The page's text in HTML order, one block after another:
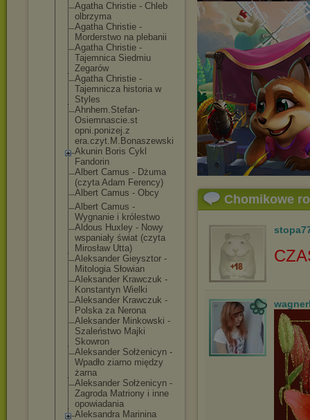
Agatha Christie - Chleb
olbrzyma
Agatha Christie -
Morderstwo na plebanii
Agatha Christie -
Tajemnica Siedmiu
Zegarów
Agatha Christie -
Tajemnicza historia w
Styles
Ahnhem.Stefan-
Osiemnascie.st
opni.ponizej.z
era.czyt.M.Bonaszewski
Akunin Boris Cykl
Fandorin
Albert Camus - Dżuma
(czyta Adam Ferency)
Albert Camus - Obcy
Albert Camus -
Wygnanie i królestwo
Aldous Huxley - Nowy
wspaniały świat (czyta
Mirosław Utta)
Aleksander Gieysztor -
Mitologia Słowian
Aleksander Krawczuk -
Konstantyn Wielki
Aleksander Krawczuk -
Polska za Nerona
Aleksander Minkowski -
Szaleństwo Majki
Skowron
Aleksander Sołżenicyn -
Wpadło ziarno między
żarna
Aleksander Sołżenicyn -
Zagroda Matriony i inne
opowiadania
Aleksandra Marinina
Chomikowe